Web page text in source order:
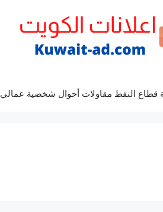
النفط مقاولات أحوال شخصية عمالي